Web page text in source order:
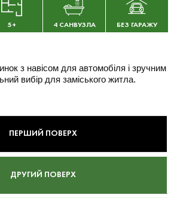
5+ 4 САНВУЗЛА БЕЗ ГАРАЖУ
з навісом для автомобіля і зручним
вибір для заміського житла.
ПЕРШИЙ ПОВЕРХ
ДРУГИЙ ПОВЕРХ